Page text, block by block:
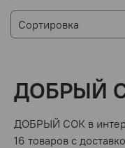
ДОБРЫЙ
ДОБРЫЙ СОК в
16 товаров с